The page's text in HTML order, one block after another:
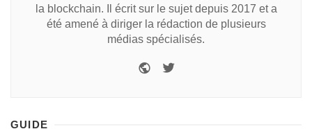
la blockchain. Il écrit sur le sujet depuis 2017 et a
été amené à diriger la rédaction de plusieurs
médias spécialisés.
GUIDE